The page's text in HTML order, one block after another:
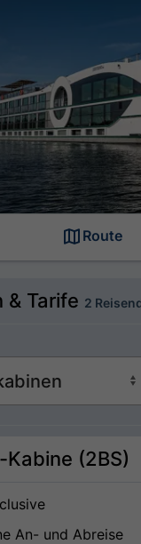
Route
& Tarife 2
(2BS)
An- und Abreise